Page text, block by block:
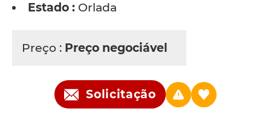
Estado : Orlada
Preço : Preço negociável
Solicitação